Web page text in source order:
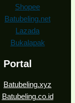
Shopee
Batubeling.net
Lazada
Bukalapak
Portal
Batubeling.xyz
Batubeling.co.id